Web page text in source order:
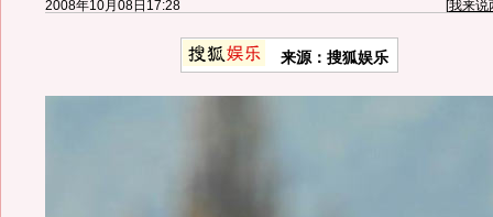
2008年10月08日17:28 [我来说
来源：搜狐娱乐